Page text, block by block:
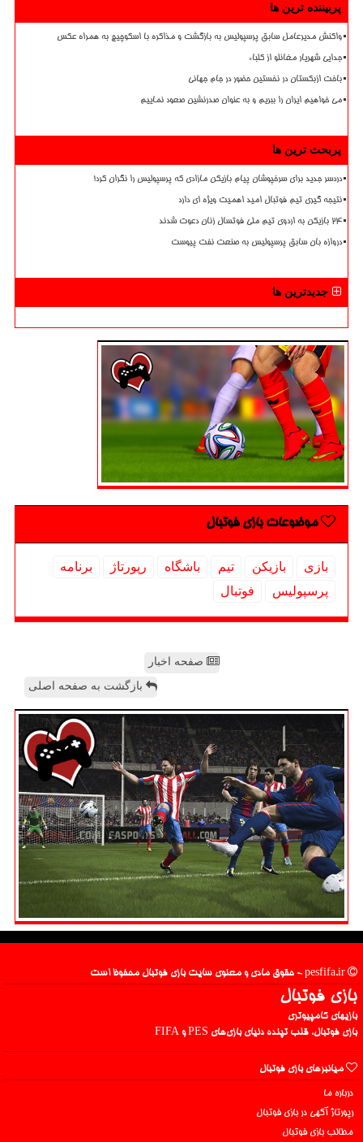
پربیننده ترین ها
واکنش مدیرعامل سابق پرسپولیس به بازگشت و مذاکره با اسکوچیچ به همراه عکس
جدایی شهریار مغانلو از کلباء
باخت ازبکستان در نخستین حضور در جام جهانی
می خواهیم ایران را ببریم و به عنوان صدرنشین صعود نماییم
پربحث ترین ها
دردسر جدید برای سرخپوشان پیام بازیکن مازادی که پرسپولیس را نگران کرد!
نتیجه گیری تیم فوتبال امید اهمیت ویژه ای دارد
۲۴ بازیکن به اردوی تیم ملی فوتسال زنان دعوت شدند
دروازه بان سابق پرسپولیس به صنعت نفت پیوست
جدیدترین ها
موضوعات بازی فوتبال
بازی بازیكن تیم باشگاه رپورتاژ
برنامه
پرسپولیس
فوتبال
صفحه اخبار
بازگشت به صفحه اصلی
بازی فوتبال
بازیهای کامپیوتری
بازی فوتبال، قلب تپنده دنیای بازی‌های PES و FIFA
میانبرهای بازی فوتبال
درباره ما
رپورتاژ آگهی در بازی فوتبال
مطالب بازی فوتبال